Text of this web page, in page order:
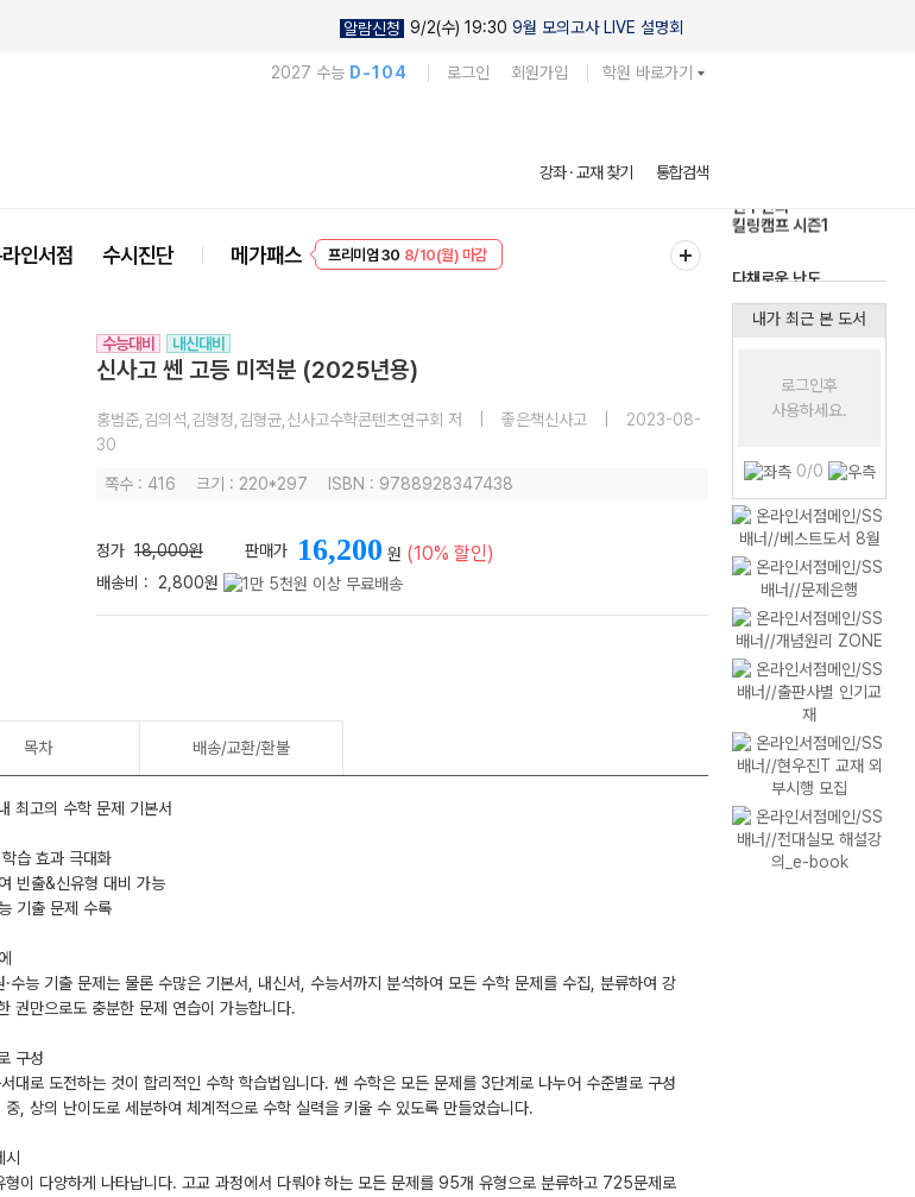
알람신청 9/2(수) 19:30 9월 모의고사 LIVE 설명회
2027 수능 D-104 로그인 회원가입 학원 바로가기
강좌 · 교재 찾기 통합검색
인서점 수시진단 메가패스
EVENT 8/10(월) 마감
다채로운 난도
수능대비 내신대비
신사고 쎈 고등 미적분 (2025년용)
홍범준,김의석,김형정,김형균,신사고수학콘텐츠연구회 저 좋은책신사고
2023-08-
30
쪽수 : 416 크기 : 220*297 ISBN : 9788928347438
정가 18,000원 판매가 16,200 원 (10% 할인)
배송비 : 2,800원
목차 배송/교환/환불
최고의 수학 문제 기본서
습 효과 극대화
빈출&신유형 대비 가능
기출 문제 수록
수능 기출 문제는 물론 수많은 기본서, 내신서, 수능서까지 분석하여 모든 수학 문제를 수집, 분류하여 강
권만으로도 충분한 문제 연습이 가능합니다.
구성
대로 도전하는 것이 합리적인 수학 학습법입니다. 쎈 수학은 모든 문제를 3단계로 나누어 수준별로 구성
, 상의 난이도로 세분하여 체계적으로 수학 실력을 키울 수 있도록 만들었습니다.
형이 다양하게 나타납니다. 고교 과정에서 다뤄야 하는 모든 문제를 95개 유형으로 분류하고 725문제로
내가 최근 본 도서
로그인후
사용하세요.
0/0